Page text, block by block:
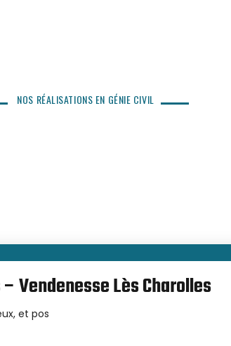
NOS RÉALISATIONS EN GÉNIE CIVIL
Vendenesse Lès Charolles
et pos